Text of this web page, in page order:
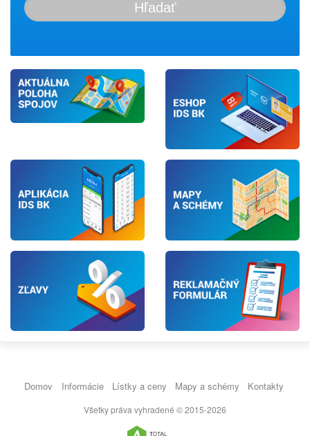
Domov Informácie Lístky a ceny Mapy a schémy Kontakty
Všetky práva vyhradené © 2015-2026